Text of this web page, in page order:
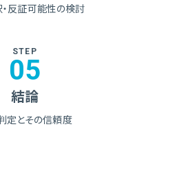
反証可能性の検討
STEP
05
結論
定とその信頼度